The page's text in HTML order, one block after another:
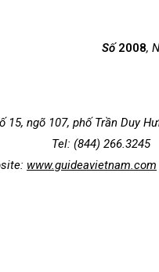
Số2008,
15, ngõ 107, phố Trần Duy
Tel: (844)
www.guideavietnam.com